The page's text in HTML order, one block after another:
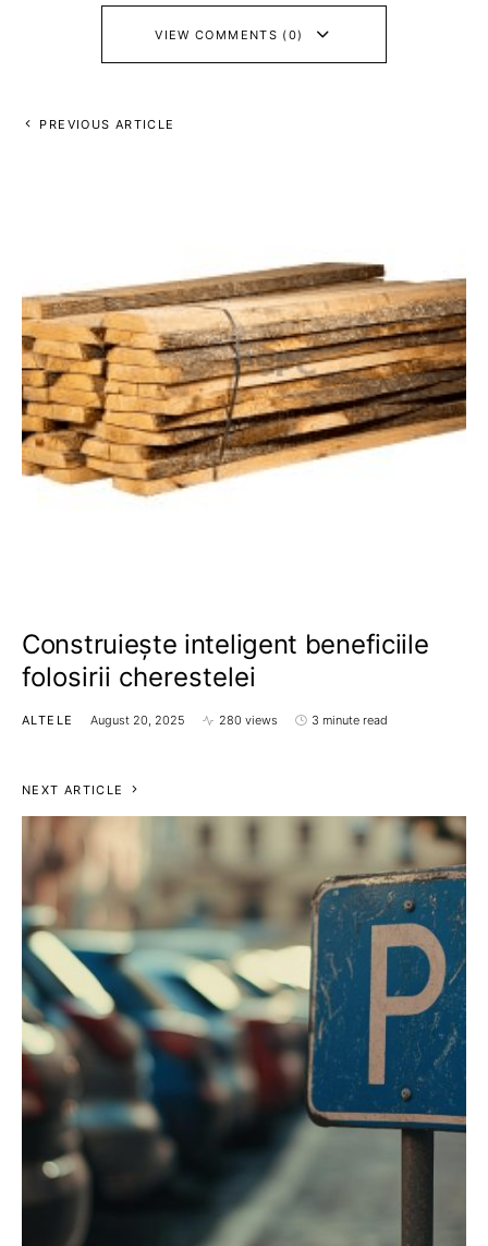
VIEW COMMENTS (0)
PREVIOUS ARTICLE
Construiește inteligent beneficiile
folosirii cherestelei
ALTELE August 20, 2025 280 views 3 minute read
NEXT ARTICLE